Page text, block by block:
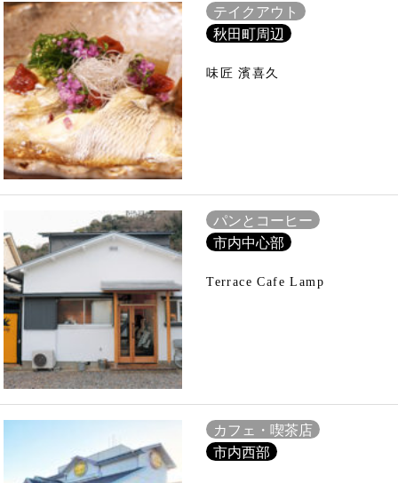
テイクアウト
秋田町周辺
味匠 濱喜久
パンとコーヒー
市内中心部
Terrace Cafe Lamp
カフェ・喫茶店
市内西部